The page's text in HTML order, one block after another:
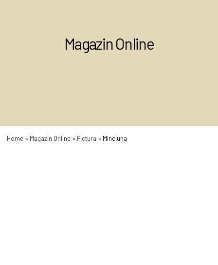
Magazin Online
Home » Magazin Online » Pictura » Minciuna